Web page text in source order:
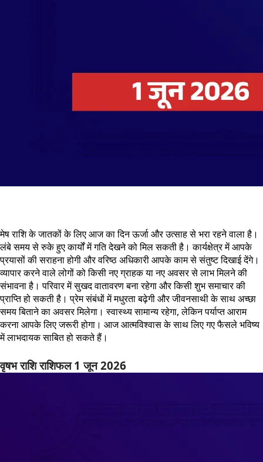
मेष राशि के जातकों के लिए आज का दिन ऊर्जा और उत्साह से भरा रहने वाला है।
लंबे समय से रुके हुए कार्यों में गति देखने को मिल सकती है। कार्यक्षेत्र में आपके
प्रयासों की सराहना होगी और वरिष्ठ अधिकारी आपके काम से संतुष्ट दिखाई देंगे।
व्यापार करने वाले लोगों को किसी नए ग्राहक या नए अवसर से लाभ मिलने की
संभावना है। परिवार में सुखद वातावरण बना रहेगा और किसी शुभ समाचार की
प्राप्ति हो सकती है। प्रेम संबंधों में मधुरता बढ़ेगी और जीवनसाथी के साथ अच्छा
समय बिताने का अवसर मिलेगा। स्वास्थ्य सामान्य रहेगा, लेकिन पर्याप्त आराम
करना आपके लिए जरूरी होगा। आज आत्मविश्वास के साथ लिए गए फैसले भविष्य
में लाभदायक साबित हो सकते हैं।
वृषभ राशि राशिफल 1 जून 2026